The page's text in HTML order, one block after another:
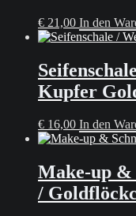
€ 21,00 In den
Kupfer
€ 16,00 In den
Make-up &
/